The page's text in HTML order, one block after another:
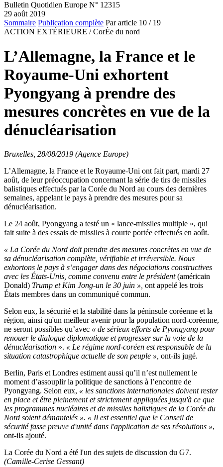
Bulletin Quotidien Europe N° 12315
29 août 2019
Sommaire Publication complète Par article 10 / 19
ACTION EXTÉRIEURE / CorÉe du nord
L’Allemagne, la France et le
Royaume-Uni exhortent
Pyongyang à prendre des
mesures concrètes en vue de la
dénucléarisation
Bruxelles, 28/08/2019 (Agence Europe)
L’Allemagne, la France et le Royaume-Uni ont fait part, mardi 27
août, de leur préoccupation concernant la série de tirs de missiles
balistiques effectués par la Corée du Nord au cours des dernières
semaines, appelant le pays à prendre des mesures pour sa
dénucléarisation.
Le 24 août, Pyongyang a testé un « lance-missiles multiple », qui
fait suite à des essais de missiles à courte portée effectués en août.
« La Corée du Nord doit prendre des mesures concrètes en vue de
sa dénucléarisation complète, vérifiable et irréversible. Nous
exhortons le pays à s’engager dans des négociations constructives
avec les États-Unis, comme convenu entre le président(américain
Donald) Trump et Kim Jong-un le 30 juin », ont appelé les trois
États membres dans un communiqué commun.
Selon eux, la sécurité et la stabilité dans la péninsule coréenne et la
région, ainsi qu'un meilleur avenir pour la population nord-coréenne,
ne seront possibles qu’avec « de sérieux efforts de Pyongyang pour
renouer le dialogue diplomatique et progresser sur la voie de la
dénucléarisation ». « Le régime nord-coréen est responsable de la
situation catastrophique actuelle de son peuple », ont-ils jugé.
Berlin, Paris et Londres estiment aussi qu’il n’est nullement le
moment d’assouplir la politique de sanctions à l’encontre de
Pyongyang. Selon eux, « les sanctions internationales doivent rester
en place et être pleinement et strictement appliquées jusqu'à ce que
les programmes nucléaires et de missiles balistiques de la Corée du
Nord soient démantelés ». « Il est essentiel que le Conseil de
sécurité fasse preuve d'unité dans l'application de ses résolutions »,
ont-ils ajouté.
La Corée du Nord a été l'un des sujets de discussion du G7.
(Camille-Cerise Gessant)